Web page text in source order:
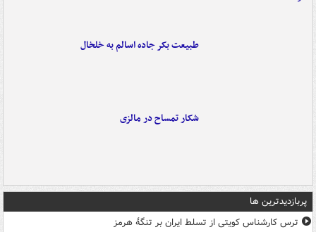
طبیعت بکر جاده اسالم به خلخال
شکار تمساح در مالزی
پربازدیدترین ها
ترس کارشناس کویتی از تسلط ایران بر تنگۀ هرمز